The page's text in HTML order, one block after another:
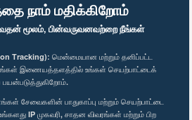
நாம் மதிக்கிறோம்
மூலம், பின்வருவனவற்றை நீங்கள்
Tracking): மென்மையான மற்றும் தனிப்பட்ட
இணையத்தளத்தில் உங்கள் செயற்பாட்டைக்
சேவைகளின் பாதுகாப்பு மற்றும் செயற்பாட்டை
IP முகவரி, சாதன விவரங்கள் மற்றும் பிற